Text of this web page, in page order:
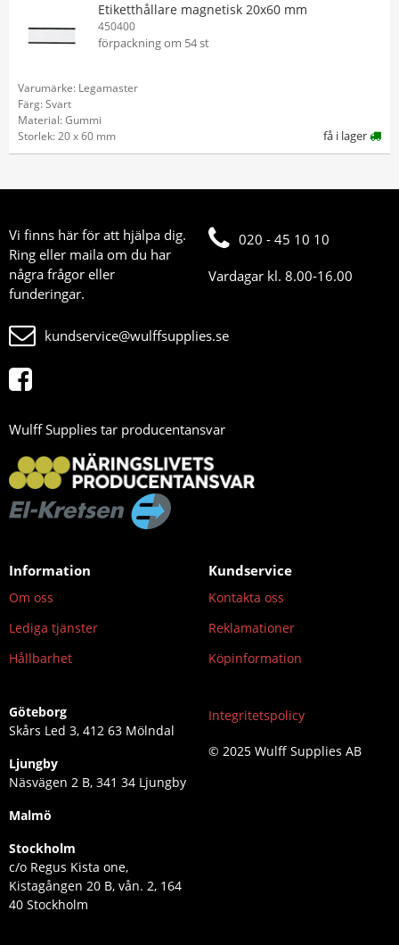
Etiketthållare magnetisk 20x60 mm
450400
förpackning om 54 st
Varumärke: Legamaster
Färg: Svart
Material: Gummi
Storlek: 20 x 60 mm
få i lager
Vi finns här för att hjälpa dig.
Ring eller maila om du har
några frågor eller
funderingar.
020 - 45 10 10
Vardagar kl. 8.00-16.00
kundservice@wulffsupplies.se
Wulff Supplies tar producentansvar
Information
Om oss
Lediga tjänster
Hållbarhet
Kundservice
Kontakta oss
Reklamationer
Köpinformation
Göteborg
Skårs Led 3, 412 63 Mölndal
Ljungby
Näsvägen 2 B, 341 34 Ljungby
Malmö
Stockholm
c/o Regus Kista one,
Kistagången 20 B, vån. 2, 164
40 Stockholm
Integritetspolicy
© 2025 Wulff Supplies AB